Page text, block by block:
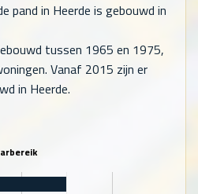
pand in Heerde is gebouwd in
tussen 1965 en 1975,
Vanaf 2015 zijn er
in Heerde.